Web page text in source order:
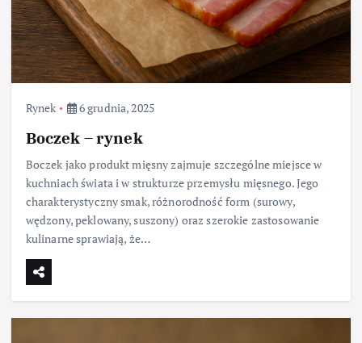
Rynek 6 grudnia, 2025
Boczek – rynek
Boczek jako produkt mięsny zajmuje szczególne miejsce w
kuchniach świata i w strukturze przemysłu mięsnego. Jego
charakterystyczny smak, różnorodność form (surowy,
wędzony, peklowany, suszony) oraz szerokie zastosowanie
kulinarne sprawiają, że…